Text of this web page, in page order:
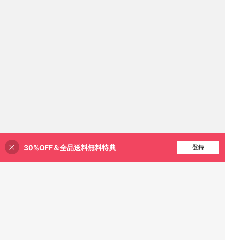
30% 割引！
30%OFF＆全品送料無料特典 登録